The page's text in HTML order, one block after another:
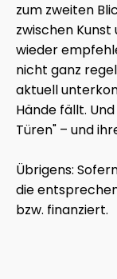
zum zweiten
zwischen
wieder
nicht ganz
aktuell
Hände fällt.
Türen" – und
Übrigens:
die
bzw. finanziert.